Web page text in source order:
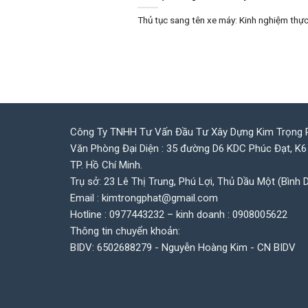
Thủ tục sang tên xe máy: Kinh nghiệm
Công Ty TNHH Tư Vấn Đầu Tư Xây Dựng Kim Trọng
Văn Phòng Đại Diện : 35 đường D6 KDC Phúc Đạt,
TP. Hồ Chí Minh.
Trụ sở: 23 Lê Thị Trung, Phú Lợi, Thủ Dầu Một (Bình
Email : kimtrongphat@gmail.com
Hotline : 0977443232 – kinh doanh : 0908005622
Thông tin chuyển khoản:
BIDV: 6502688279 - Nguyễn Hoàng Kim - CN BIDV